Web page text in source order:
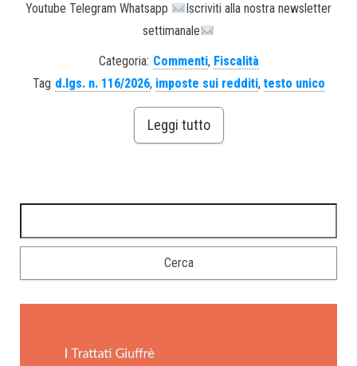
Youtube Telegram Whatsapp
Iscriviti alla nostra newsletter
settimanale
Categoria: Commenti, Fiscalità
Tag d.lgs. n. 116/2026, imposte sui redditi, testo unico
Leggi tutto